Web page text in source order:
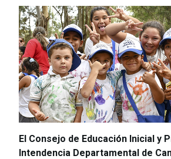
El Consejo de Educación Inicial y
Intendencia Departamental de